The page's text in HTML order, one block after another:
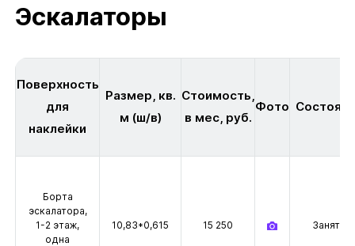
Эскалаторы
Поверхность
для
наклейки
Размер, кв.
м (ш/в)
Стоимость,
в мес, руб.
Фото
Борта
эскалатора,
1-2 этаж,
одна
10,83*0,615 15 250 Заняты